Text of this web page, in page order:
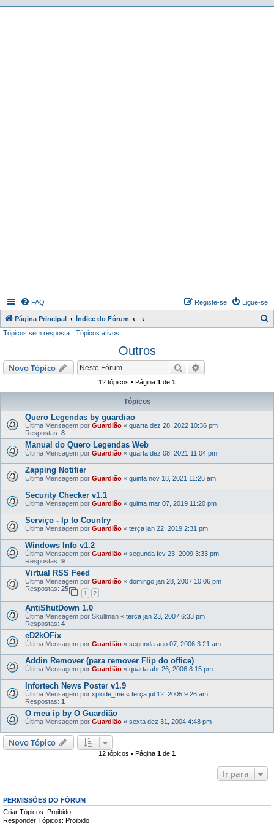
FAQ Ligue-se
Registe-se
Página Principal Índice do Fórum
i
Tópicos sem resposta Tópicos ativos
Outros
Novo Tópico Pesquisar
12 tópicos • Página 1 de 1
Tópicos
Quero Legendas by guardiao
Última Mensagem por Guardião « quarta dez 28, 2022 10:36 pm
Respostas: 8
Manual do Quero Legendas Web
Última Mensagem por Guardião « quarta dez 08, 2021 11:04 pm
Zapping Notifier
Última Mensagem por Guardião « quinta nov 18, 2021 11:26 am
Security Checker v1.1
Última Mensagem por Guardião « quinta mar 07, 2019 11:20 pm
Serviço - Ip to Country
Última Mensagem por Guardião « terça jan 22, 2019 2:31 pm
Windows Info v1.2
Última Mensagem por Guardião « segunda fev 23, 2009 3:33 pm
Respostas: 9
Virtual RSS Feed
Última Mensagem por Guardião « domingo jan 28, 2007 10:06 pm
Respostas: 25
1 2
AntiShutDown 1.0
Última Mensagem por Skullman « terça jan 23, 2007 6:33 pm
Respostas: 4
eD2kOFix
Última Mensagem por Guardião « segunda ago 07, 2006 3:21 am
Addin Remover (para remover Flip do office)
Última Mensagem por Guardião « quarta abr 26, 2006 8:15 pm
Infortech News Poster v1.9
Última Mensagem por xplode_me « terça jul 12, 2005 9:26 am
Respostas: 1
O meu ip by O Guardião
Última Mensagem por Guardião « sexta dez 31, 2004 4:48 pm
Novo Tópico
12 tópicos • Página 1 de 1
Ir para
PERMISSÕES DO FÓRUM
Criar Tópicos: Proibido
Responder Tópicos: Proibido